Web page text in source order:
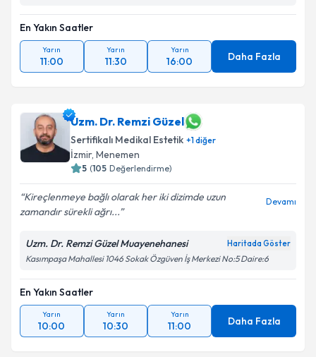
En Yakın Saatler
Yarın
11:00
Yarın
11:30
Yarın
16:00 Daha Fazla
Uzm. Dr. Remzi Güzel
Sertifikalı Medikal Estetik +1diğer
İzmir, Menemen
5 (105 Değerlendirme)
Kireçlenmeye bağlı olarak her iki dizimde uzun
zamandır sürekli ağrı...
Devamı
Uzm. Dr. Remzi Güzel Muayenehanesi Haritada Göster
Kasımpaşa Mahallesi 1046 Sokak Özgüven İş Merkezi No:5 Daire:6
En Yakın Saatler
Yarın
10:00
Yarın
10:30
Yarın
11:00 Daha Fazla